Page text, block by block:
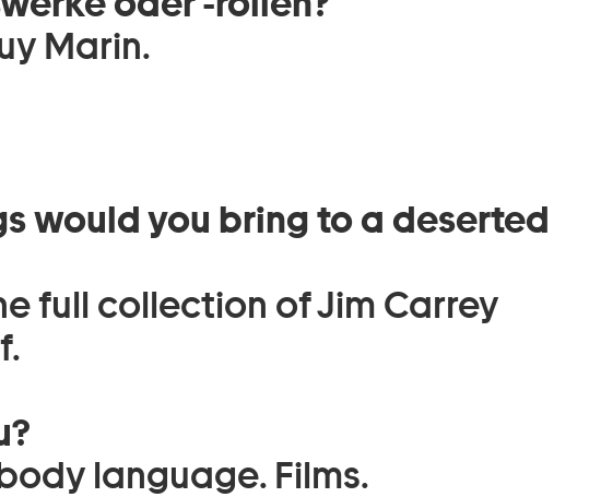
Marin.
would you bring to a deserted
full collection of Jim Carrey
language. Films.